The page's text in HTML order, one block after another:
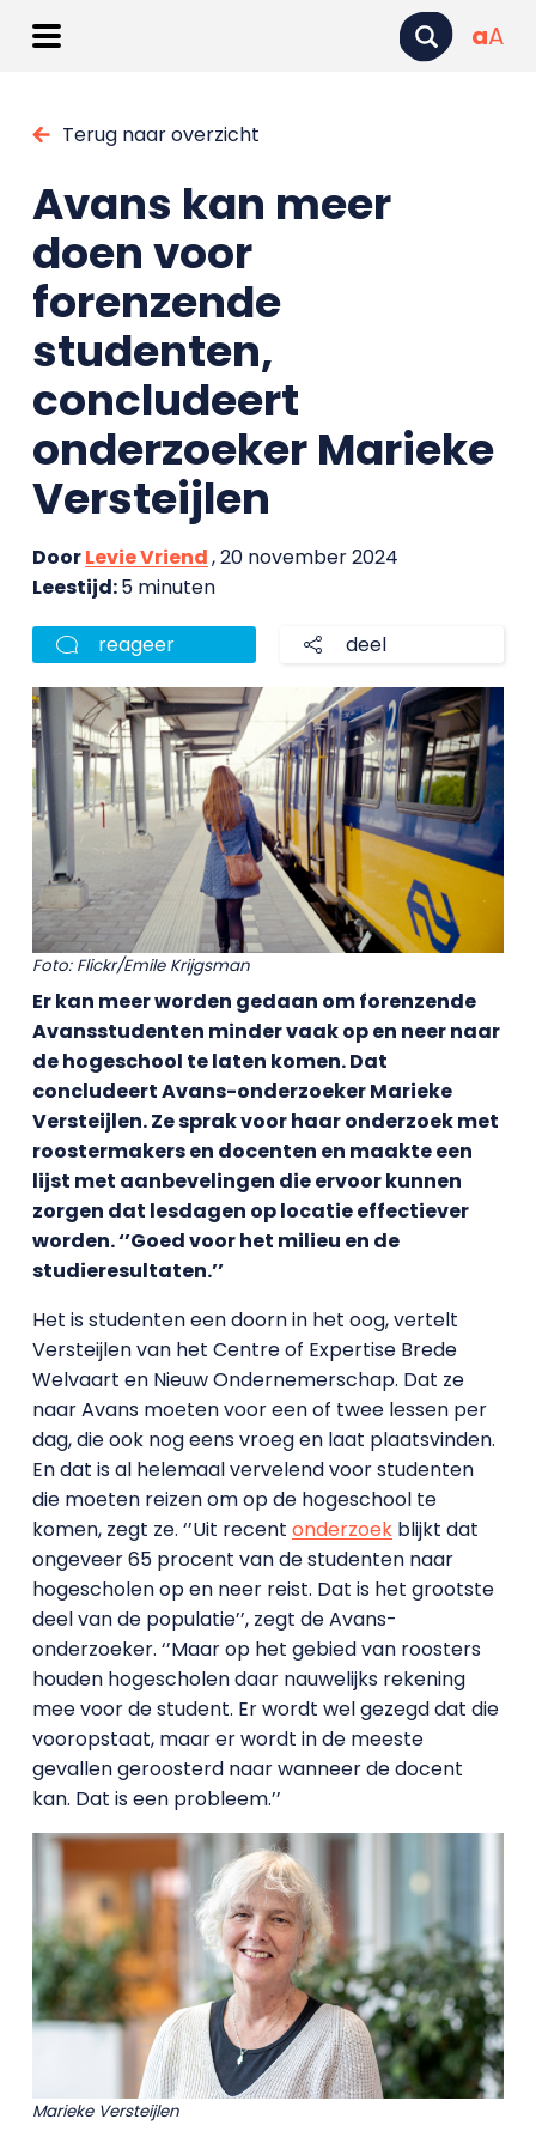
aA
Terug naar overzicht
Avans kan meer
doen voor
forenzende
studenten,
concludeert
onderzoeker Marieke
Versteijlen
DoorLevie Vriend, 20 november 2024
Leestijd:5 minuten
reageer deel
Foto: Flickr/Emile Krijgsman
Er kan meer worden gedaan om forenzende
Avansstudenten minder vaak op en neer naar
de hogeschool te laten komen. Dat
concludeert Avans-onderzoeker Marieke
Versteijlen. Ze sprak voor haar onderzoek met
roostermakers en docenten en maakte een
lijst met aanbevelingen die ervoor kunnen
zorgen dat lesdagen op locatie effectiever
worden. ‘’Goed voor het milieu en de
studieresultaten.’’
Het is studenten een doorn in het oog, vertelt
Versteijlen van het Centre of Expertise Brede
Welvaart en Nieuw Ondernemerschap. Dat ze
naar Avans moeten voor een of twee lessen per
dag, die ook nog eens vroeg en laat plaatsvinden.
En dat is al helemaal vervelend voor studenten
die moeten reizen om op de hogeschool te
komen, zegt ze. ‘’Uit recent onderzoekblijkt dat
ongeveer 65 procent van de studenten naar
hogescholen op en neer reist. Dat is het grootste
deel van de populatie’’, zegt de Avans-
onderzoeker. ‘’Maar op het gebied van roosters
houden hogescholen daar nauwelijks rekening
mee voor de student. Er wordt wel gezegd dat die
vooropstaat, maar er wordt in de meeste
gevallen geroosterd naar wanneer de docent
kan. Dat is een probleem.’’
Marieke Versteijlen